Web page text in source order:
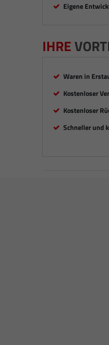
Eigene
IHRE
Waren in
Kostenloser
Kostenloser
Schneller und